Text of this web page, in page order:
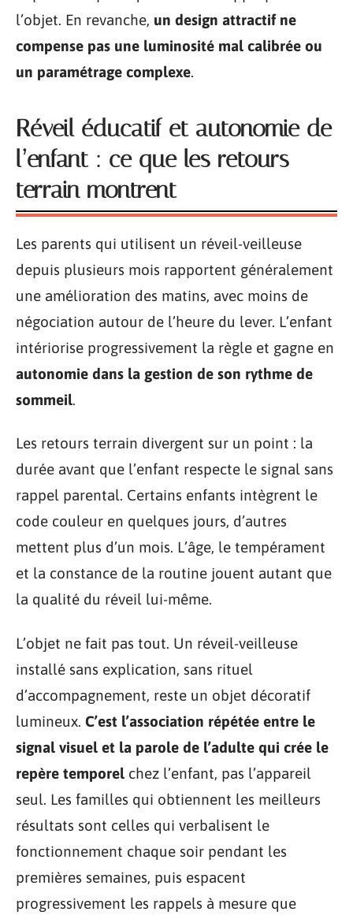
l’objet. En revanche, un design attractif ne
compense pas une luminosité mal calibrée ou
un paramétrage complexe.
Réveil éducatif et autonomie de
l’enfant : ce que les retours
terrain montrent
Les parents qui utilisent un réveil-veilleuse
depuis plusieurs mois rapportent généralement
une amélioration des matins, avec moins de
négociation autour de l’heure du lever. L’enfant
intériorise progressivement la règle et gagne en
autonomie dans la gestion de son rythme de
sommeil.
Les retours terrain divergent sur un point : la
durée avant que l’enfant respecte le signal sans
rappel parental. Certains enfants intègrent le
code couleur en quelques jours, d’autres
mettent plus d’un mois. L’âge, le tempérament
et la constance de la routine jouent autant que
la qualité du réveil lui-même.
L’objet ne fait pas tout. Un réveil-veilleuse
installé sans explication, sans rituel
d’accompagnement, reste un objet décoratif
lumineux. C’est l’association répétée entre le
signal visuel et la parole de l’adulte qui crée le
repère temporel chez l’enfant, pas l’appareil
seul. Les familles qui obtiennent les meilleurs
résultats sont celles qui verbalisent le
fonctionnement chaque soir pendant les
premières semaines, puis espacent
progressivement les rappels à mesure que